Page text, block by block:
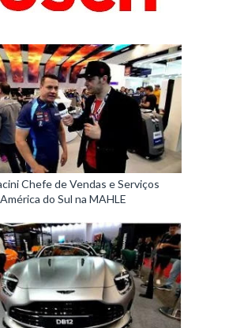
Chefe de Vendas e Serviços
do Sul na MAHLE